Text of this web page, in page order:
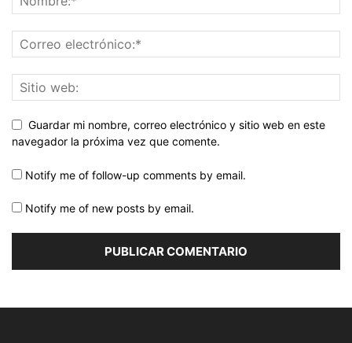
Guardar mi nombre, correo electrónico y sitio web en este
navegador la próxima vez que comente.
Notify me of follow-up comments by email.
Notify me of new posts by email.